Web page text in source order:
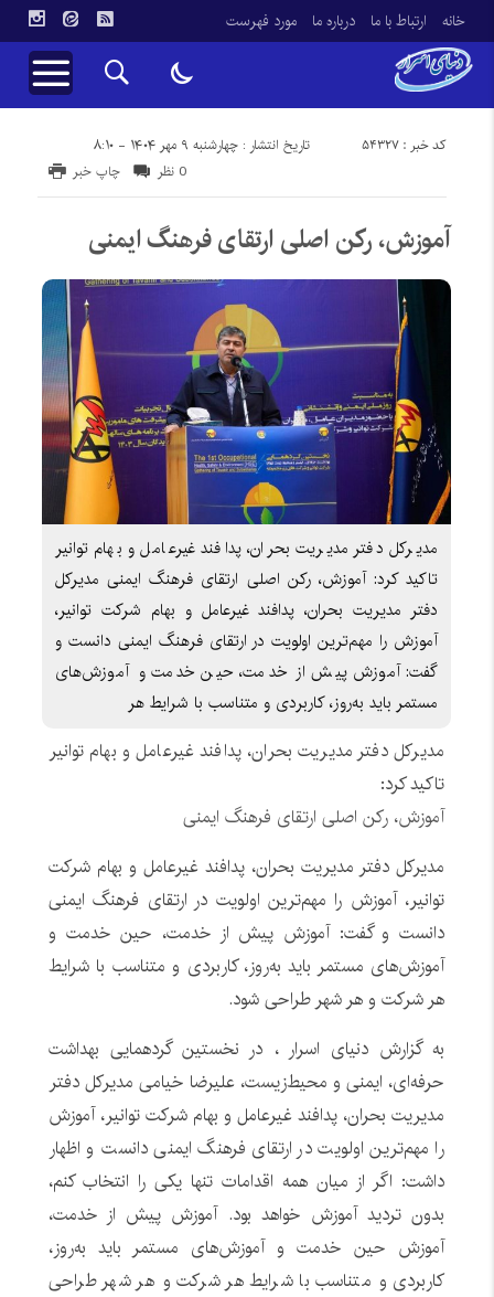
خانه ارتباط با ما درباره ما مورد فهرست
تاریخ انتشار : چهارشنبه ۹ مهر ۱۴۰۴ - ۸:۱۰ کد خبر : 54327
چاپ خبر 0 نظر
آموزش، رکن اصلی ارتقای فرهنگ ایمنی
مدیرکل دفتر مدیریت بحران، پدافند غیرعامل و بهام توانیر
تاکید کرد: آموزش، رکن اصلی ارتقای فرهنگ ایمنی مدیرکل
دفتر مدیریت بحران، پدافند غیرعامل و بهام شرکت توانیر،
آموزش را مهم‌ترین اولویت در ارتقای فرهنگ ایمنی دانست و
گفت: آموزش پیش از خدمت، حین خدمت و آموزش‌های
مستمر باید به‌روز، کاربردی و متناسب با شرایط هر
مدیرکل دفتر مدیریت بحران، پدافند غیرعامل و بهام توانیر
تاکید کرد:
آموزش، رکن اصلی ارتقای فرهنگ ایمنی
مدیرکل دفتر مدیریت بحران، پدافند غیرعامل و بهام شرکت
توانیر، آموزش را مهم‌ترین اولویت در ارتقای فرهنگ ایمنی
دانست و گفت: آموزش پیش از خدمت، حین خدمت و
آموزش‌های مستمر باید به‌روز، کاربردی و متناسب با شرایط
هر شرکت و هر شهر طراحی شود.
به گزارش دنیای اسرار ، در نخستین گردهمایی بهداشت
حرفه‌ای، ایمنی و محیط‌زیست، علیرضا خیامی مدیرکل دفتر
مدیریت بحران، پدافند غیرعامل و بهام شرکت توانیر، آموزش
را مهم‌ترین اولویت در ارتقای فرهنگ ایمنی دانست و اظهار
داشت: اگر از میان همه اقدامات تنها یکی را انتخاب کنم،
بدون تردید آموزش خواهد بود. آموزش پیش از خدمت،
آموزش حین خدمت و آموزش‌های مستمر باید به‌روز،
کاربردی و متناسب با شرایط هر شرکت و هر شهر طراحی